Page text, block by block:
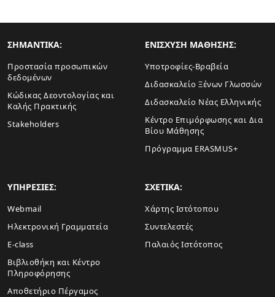
ΣHMANTIKA:
Προστασία προσωπικών
δεδομένων
Κώδικας Δεοντολογίας και
Καλής Πρακτικής
Stakeholders
ΕΝΙΣΧΥΣΗ ΜΑΘΗΣΗΣ:
Yποτροφίες-Βραβεία
Διδασκαλείο Ξένων Γλωσσών
Διδασκαλείο Νέας Ελληνικής
Κέντρο Επιμόρφωσης και Δια
Βίου Μάθησης
Πρόγραμμα ERASMUS+
ΥΠΗΡΕΣΙΕΣ:
Webmail
Ηλεκτρονική Γραμματεία
E-class
Βιβλιοθήκη και Κέντρο
Πληροφόρησης
Aποθετήριο Πέργαμος
ΣΧΕΤΙΚΑ:
Xάρτης Ιστότοπου
Συντελεστές
Παλαιός Ιστότοπος